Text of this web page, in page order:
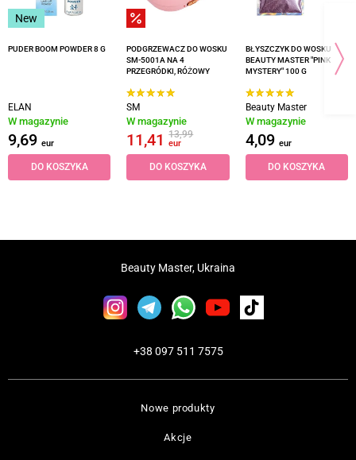
New
PUDER BOOM POWDER 8 G
ELAN
W magazynie
9,69 eur
DO KOSZYKA
PODGRZEWACZ DO WOSKU
SM-5001A NA 4
PRZEGRÓDKI, RÓŻOWY
SM
W magazynie
11,4113,99
eur
DO KOSZYKA
BŁYSZCZYK DO WOSKU
BEAUTY MASTER "PINK
MYSTERY" 100 G
Beauty Master
W magazynie
4,09 eur
DO KOSZYKA
Nowe produkty
Akcje
Beauty Master, Ukraina
+38 097 511 7575